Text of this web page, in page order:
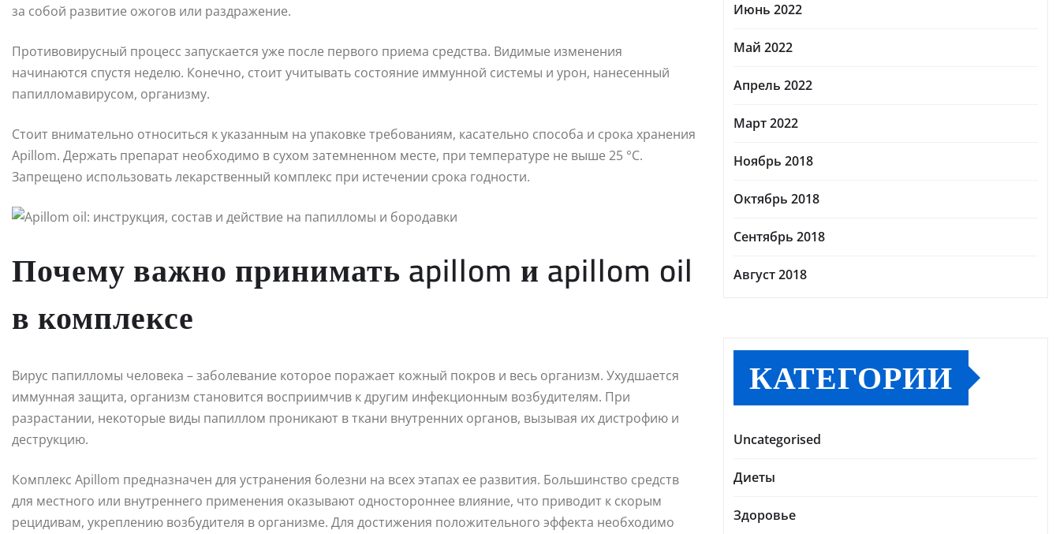
за собой развитие ожогов или раздражение.
Противовирусный процесс запускается уже после первого приема средства. Видимые изменения
начинаются спустя неделю. Конечно, стоит учитывать состояние иммунной системы и урон, нанесенный
папилломавирусом, организму.
Стоит внимательно относиться к указанным на упаковке требованиям, касательно способа и срока хранения
Apillom. Держать препарат необходимо в сухом затемненном месте, при температуре не выше 25 °С.
Запрещено использовать лекарственный комплекс при истечении срока годности.
Почему важно принимать apillom и apillom oil
в комплексе
Вирус папилломы человека – заболевание которое поражает кожный покров и весь организм. Ухудшается
иммунная защита, организм становится восприимчив к другим инфекционным возбудителям. При
разрастании, некоторые виды папиллом проникают в ткани внутренних органов, вызывая их дистрофию и
деструкцию.
Комплекс Apillom предназначен для устранения болезни на всех этапах ее развития. Большинство средств
для местного или внутреннего применения оказывают одностороннее влияние, что приводит к скорым
рецидивам, укреплению возбудителя в организме. Для достижения положительного эффекта необходимо
Июнь 2022
Май 2022
Апрель 2022
Март 2022
Ноябрь 2018
Октябрь 2018
Сентябрь 2018
Август 2018
КАТЕГОРИИ
Uncategorised
Диеты
Здоровье